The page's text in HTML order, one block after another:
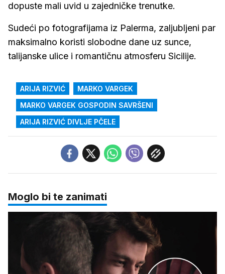
dopuste mali uvid u zajedničke trenutke.
Sudeći po fotografijama iz Palerma, zaljubljeni par
maksimalno koristi slobodne dane uz sunce,
talijanske ulice i romantičnu atmosferu Sicilije.
ARIJA RIZVIĆ
MARKO VARGEK
MARKO VARGEK GOSPODIN SAVRŠENI
ARIJA RIZVIĆ DIVLJE PČELE
Moglo bi te zanimati